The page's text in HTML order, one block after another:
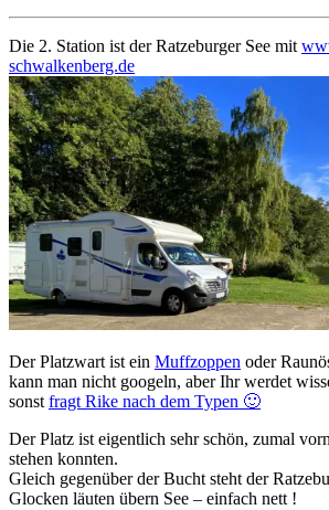
Die 2. Station ist der Ratzeburger See mit
schwalkenberg.de
Der Platzwart ist ein Muffzoppen oder
kann man nicht googeln, aber Ihr werdet
sonstfragt Rike nach dem Typen 🙂
Der Platz ist eigentlich sehr schön, zumal
stehen konnten.
Gleich gegenüber der Bucht steht der
Glocken läuten übern See – einfach nett !